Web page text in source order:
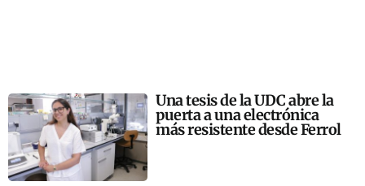
Una tesis de la UDC abre la
puerta a una electrónica
más resistente desde Ferrol